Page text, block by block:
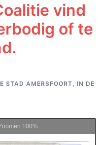
vind
of te
STAD AMERSFOORT, IN DE
100%